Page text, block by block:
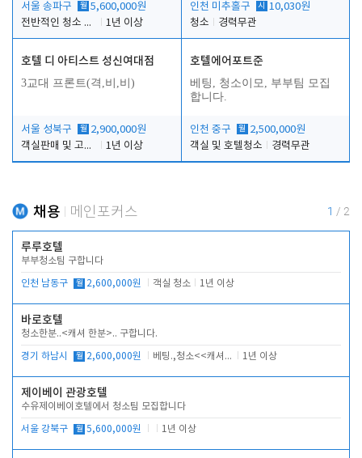
서울 송파구 월 5,600,000원
전반적인 청소 업무(객실청소.객실정리)
1년 이상
인천 미추홀구 시
10,030원
청소
경력무관
호텔 디 아티스트 성신여대점
3교대 프론트(격,비,비)
서울 성북구 월 2,900,000원
객실판매 및 고객응대
1년 이상
호텔에어포트준
베팅, 청소이모, 부부팀 모집
합니다.
인천 중구 월 2,500,000원
객실 및 호텔청소
경력무관
채용 메인포커스 1 / 2
루루호텔
부부청소팀 구합니다
인천 남동구 월 2,600,000원 객실 청소 1년 이상
바로호텔
청소한분..<캐셔 한분>.. 구합니다.
경기 하남시 월 2,600,000원 베팅.,청소<<캐셔 모셔봅니다. 1년 이상
제이베이 관광호텔
수유제이베이호텔에서 청소팀 모집합니다
서울 강북구 월 5,600,000원 1년 이상